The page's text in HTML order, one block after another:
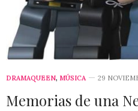
DRAMAQUEEN, MÚSICA 29
Memorias de una